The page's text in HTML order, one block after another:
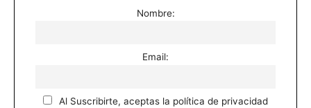
Nombre:
Email:
Al Suscribirte, aceptas la política de privacidad